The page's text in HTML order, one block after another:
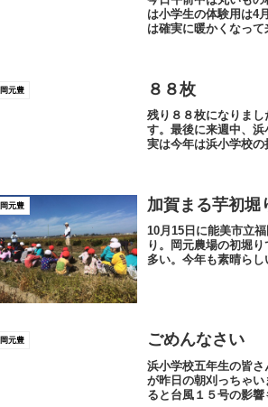
は小学生の体験用は4
は確実に暖かくなっ
岡元豊 ８８枚
残り８８枚になりま
す。最後に来週中、浜
実は今年は浜小学校
岡元豊 加賀まる芋初堀
10月15日に能美市立
り。岡元農場の初堀
多い。今年も素晴ら
岡元豊 ごめんなさい
浜小学校五年生の皆
が昨日の朝刈っちゃ
ると台風１５号の影